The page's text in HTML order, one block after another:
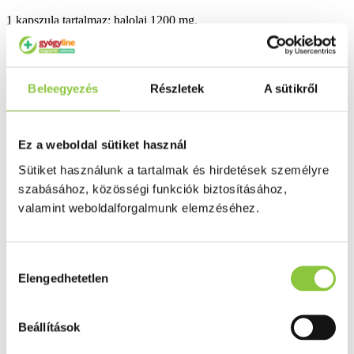
Beleegyezés Részletek A sütikről
Ez a weboldal sütiket használ
Sütiket használunk a tartalmak és hirdetések személyre
szabásához, közösségi funkciók biztosításához,
valamint weboldalforgalmunk elemzéséhez.
kiválasztása
Elengedhetetlen
Beállítások
1 kapszula tartalmaz: halolaj 1200 mg.
Összetevők: halolaj, zselatin, nedvesítőszer (glicerin), víz.
Minőségellenőrzött termékek
Valós gyógyszertári háttér
Ezek is érdekelhetik Önt